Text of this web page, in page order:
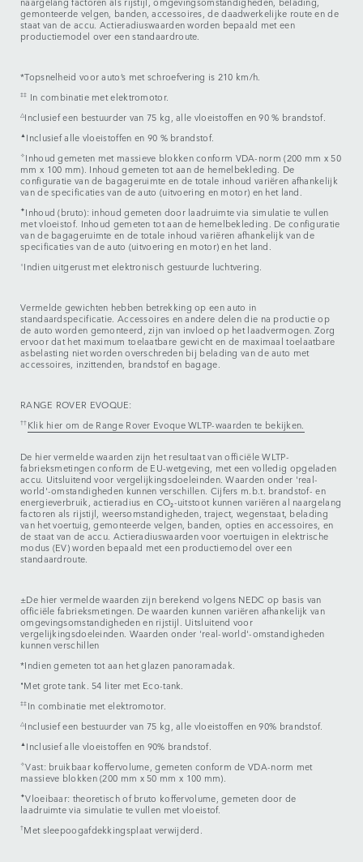
gemonteerde velgen, banden, accessoires, de daadwerkelijke route en de
staat van de accu. Actieradiuswaarden worden bepaald met een
productiemodel over een standaardroute.
*Topsnelheid voor auto’s met schroefvering is 210 km/h.
‡‡ In combinatie met elektromotor.
△Inclusief een bestuurder van 75 kg, alle vloeistoffen en 90 % brandstof.
▲ Inclusief alle vloeistoffen en 90 % brandstof.
✧ Inhoud gemeten met massieve blokken conform VDA-norm (200 mm x 50
mm x 100 mm). Inhoud gemeten tot aan de hemelbekleding. De
configuratie van de bagageruimte en de totale inhoud variëren afhankelijk
van de specificaties van de auto (uitvoering en motor) en het land.
✦ Inhoud (bruto): inhoud gemeten door laadruimte via simulatie te vullen
met vloeistof. Inhoud gemeten tot aan de hemelbekleding. De configuratie
van de bagageruimte en de totale inhoud variëren afhankelijk van de
specificaties van de auto (uitvoering en motor) en het land.
⬨Indien uitgerust met elektronisch gestuurde luchtvering.
Vermelde gewichten hebben betrekking op een auto in
standaardspecificatie. Accessoires en andere delen die na productie op
de auto worden gemonteerd, zijn van invloed op het laadvermogen. Zorg
ervoor dat het maximum toelaatbare gewicht en de maximaal toelaatbare
asbelasting niet worden overschreden bij belading van de auto met
accessoires, inzittenden, brandstof en bagage.
RANGE ROVER EVOQUE:
†† Klik hier om de Range Rover Evoque WLTP-waarden te bekijken.
De hier vermelde waarden zijn het resultaat van officiële WLTP-
fabrieksmetingen conform de EU-wetgeving, met een volledig opgeladen
accu. Uitsluitend voor vergelijkingsdoeleinden. Waarden onder 'real-
world'-omstandigheden kunnen verschillen. Cijfers m.b.t. brandstof- en
energieverbruik, actieradius en CO₂-uitstoot kunnen variëren al naargelang
factoren als rijstijl, weersomstandigheden, traject, wegenstaat, belading
van het voertuig, gemonteerde velgen, banden, opties en accessoires, en
de staat van de accu. Actieradiuswaarden voor voertuigen in elektrische
modus (EV) worden bepaald met een productiemodel over een
standaardroute.
±De hier vermelde waarden zijn berekend volgens NEDC op basis van
officiële fabrieksmetingen. De waarden kunnen variëren afhankelijk van
omgevingsomstandigheden en rijstijl. Uitsluitend voor
vergelijkingsdoeleinden. Waarden onder 'real-world'-omstandigheden
kunnen verschillen
*Indien gemeten tot aan het glazen panoramadak.
⬧Met grote tank. 54 liter met Eco-tank.
‡‡ In combinatie met elektromotor.
△Inclusief een bestuurder van 75 kg, alle vloeistoffen en 90% brandstof.
▲ Inclusief alle vloeistoffen en 90% brandstof.
✧Vast: bruikbaar koffervolume, gemeten conform de VDA-norm met
massieve blokken (200 mm x 50 mm x 100 mm).
✦Vloeibaar: theoretisch of bruto koffervolume, gemeten door de
laadruimte via simulatie te vullen met vloeistof.
†Met sleepoogafdekkingsplaat verwijderd.